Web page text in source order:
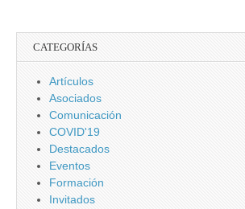
CATEGORÍAS
Artículos
Asociados
Comunicación
COVID'19
Destacados
Eventos
Formación
Invitados